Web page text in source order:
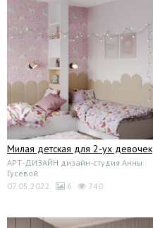
Милая детская для 2-ух девочек
АРТ-ДИЗАЙН дизайн-студия Анны
Гусевой
07.05.2022
6 740